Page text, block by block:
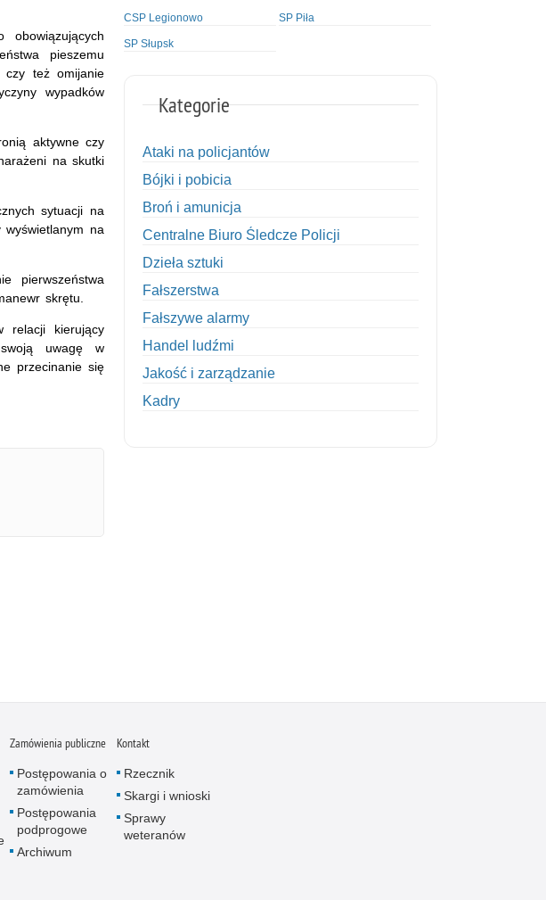
pieszemu
czy też omijanie
wypadków
aktywne czy
na skutki
sytuacji na
na
pierwszeństwa
skrętu.
relacji kierujący
swoją uwagę w
przecinanie się
CSP Legionowo SP Piła
SP Słupsk
Kategorie
Ataki na policjantów
Bójki i pobicia
Broń i amunicja
Centralne Biuro Śledcze Policji
Dzieła sztuki
Fałszerstwa
Fałszywe alarmy
Handel ludźmi
Jakość i zarządzanie
Kadry
Nietrzeźwi opiekunowie
Nietrzeźwi pracownicy
Niszczenie mienia
Zamówienia publiczne
Postępowania o
zamówienia
Postępowania
podprogowe
Archiwum
Kontakt
Rzecznik
Skargi i wnioski
Sprawy
weteranów